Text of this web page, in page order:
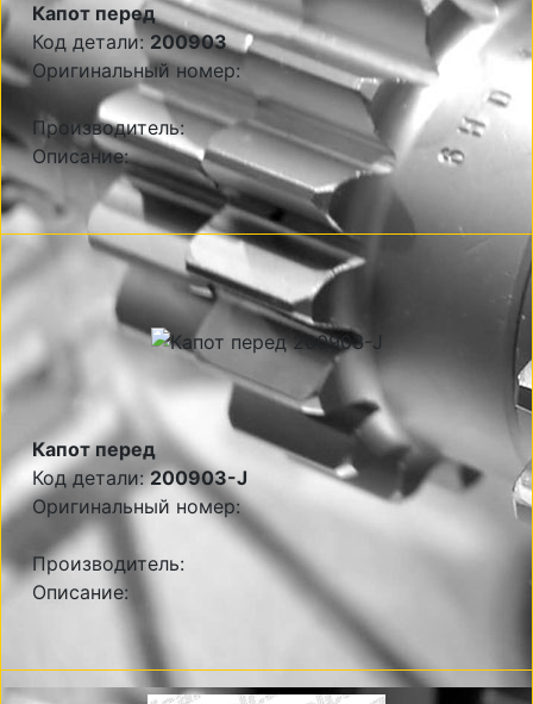
Капот перед
Код детали:200903
Оригинальный номер:
Производитель:
Описание:
Капот перед
Код детали:200903-J
Оригинальный номер:
Производитель:
Описание: